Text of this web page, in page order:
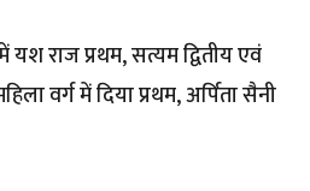
राज प्रथम, सत्यम द्वितीय एवं
वर्ग में दिया प्रथम, अर्पिता सैनी